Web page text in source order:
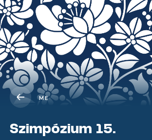
ME
Szimpózium 15.